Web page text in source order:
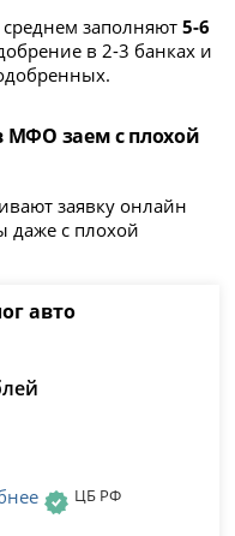
среднем заполняют5-6
в 2-3 банках и
МФО заем с плохой
заявку онлайн
даже с плохой
авто
ЦБ РФ